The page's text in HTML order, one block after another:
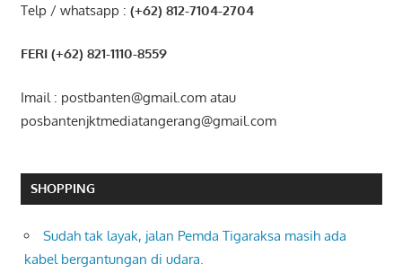
Telp / whatsapp : (+62) 812-7104-2704
FERI (+62) 821-1110-8559
Imail : postbanten@gmail.com atau
posbantenjktmediatangerang@gmail.com
SHOPPING
Sudah tak layak, jalan Pemda Tigaraksa masih ada
kabel bergantungan di udara.